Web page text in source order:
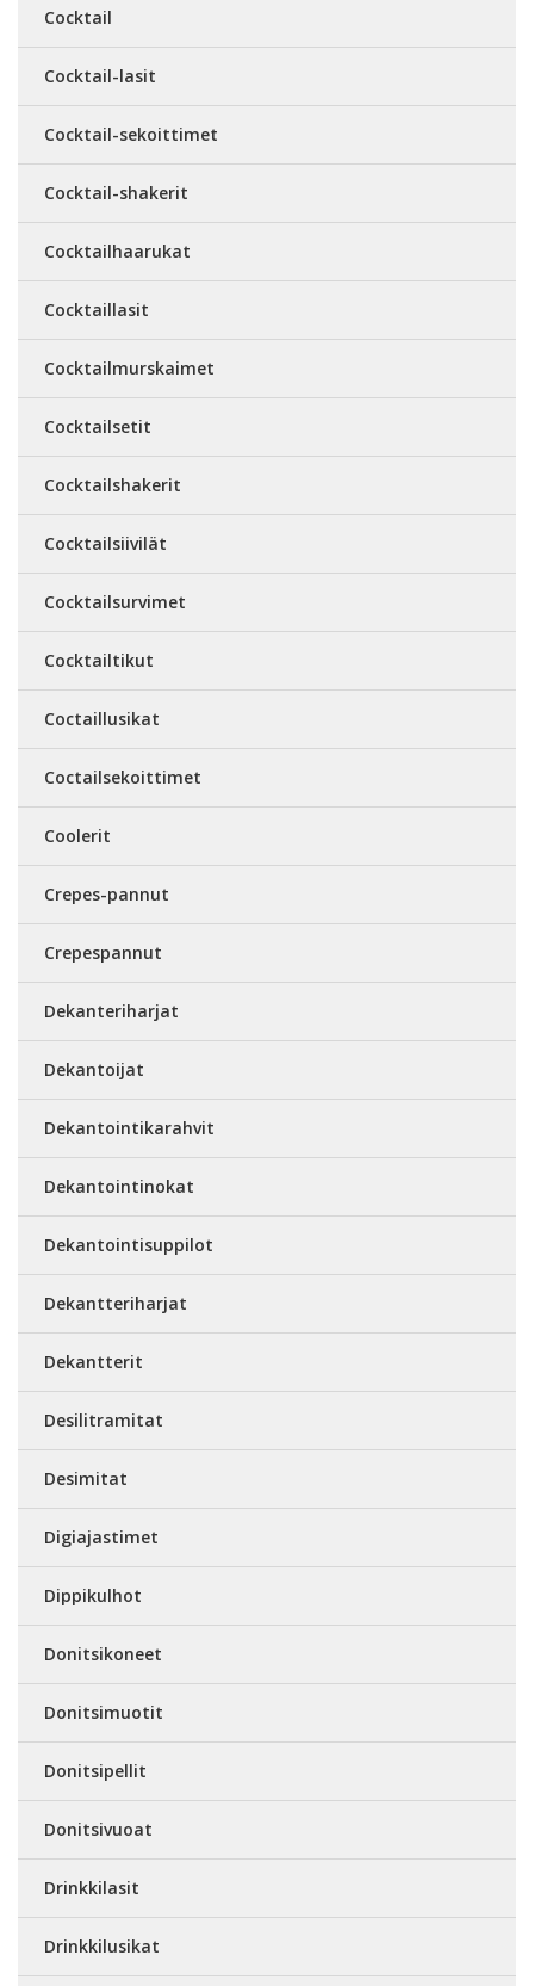
Cocktail
Cocktail-lasit
Cocktail-sekoittimet
Cocktail-shakerit
Cocktailhaarukat
Cocktaillasit
Cocktailmurskaimet
Cocktailsetit
Cocktailshakerit
Cocktailsiivilät
Cocktailsurvimet
Cocktailtikut
Coctaillusikat
Coctailsekoittimet
Coolerit
Crepes-pannut
Crepespannut
Dekanteriharjat
Dekantoijat
Dekantointikarahvit
Dekantointinokat
Dekantointisuppilot
Dekantteriharjat
Dekantterit
Desilitramitat
Desimitat
Digiajastimet
Dippikulhot
Donitsikoneet
Donitsimuotit
Donitsipellit
Donitsivuoat
Drinkkilasit
Drinkkilusikat